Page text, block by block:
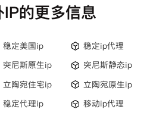
的更多信息
稳定美国ip
稳定ip代理
突尼斯原生ip
突尼斯静态ip
立陶宛住宅ip
立陶宛原生ip
稳定代理ip
移动ip代理